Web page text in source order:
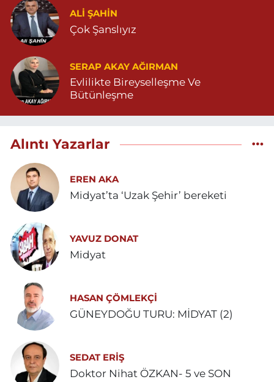
ALI ŞAHİN
Çok Şanslıyız
SERAP AKAY AĞIRMAN
Evlilikte Bireyselleşme Ve
Bütünleşme
Alıntı Yazarlar
EREN AKA
Midyat’ta ‘Uzak Şehir’ bereketi
YAVUZ DONAT
Midyat
HASAN ÇÖMLEKÇİ
GÜNEYDOĞU TURU: MİDYAT (2)
SEDAT ERİŞ
Doktor Nihat ÖZKAN- 5 ve SON